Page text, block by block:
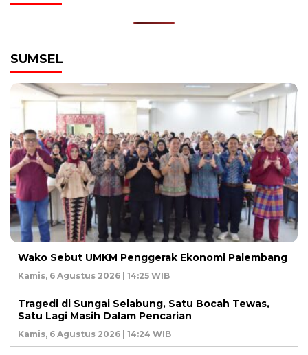
SUMSEL
Wako Sebut UMKM Penggerak Ekonomi Palembang
Kamis, 6 Agustus 2026 | 14:25 WIB
Tragedi di Sungai Selabung, Satu Bocah Tewas,
Satu Lagi Masih Dalam Pencarian
Kamis, 6 Agustus 2026 | 14:24 WIB